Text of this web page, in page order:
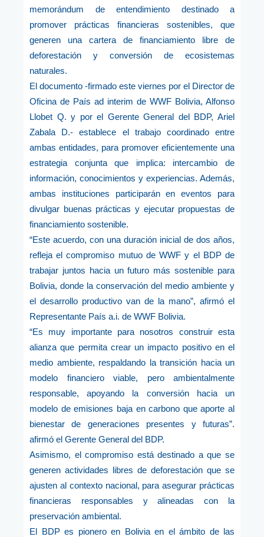
memorándum de entendimiento destinado a
promover prácticas financieras sostenibles, que
generen una cartera de financiamiento libre de
deforestación y conversión de ecosistemas
naturales.
El documento -firmado este viernes por el Director de
Oficina de País ad interim de WWF Bolivia, Alfonso
Llobet Q. y por el Gerente General del BDP, Ariel
Zabala D.- establece el trabajo coordinado entre
ambas entidades, para promover eficientemente una
estrategia conjunta que implica: intercambio de
información, conocimientos y experiencias. Además,
ambas instituciones participarán en eventos para
divulgar buenas prácticas y ejecutar propuestas de
financiamiento sostenible.
“Este acuerdo, con una duración inicial de dos años,
refleja el compromiso mutuo de WWF y el BDP de
trabajar juntos hacia un futuro más sostenible para
Bolivia, donde la conservación del medio ambiente y
el desarrollo productivo van de la mano”, afirmó el
Representante País a.i. de WWF Bolivia.
“Es muy importante para nosotros construir esta
alianza que permita crear un impacto positivo en el
medio ambiente, respaldando la transición hacia un
modelo financiero viable, pero ambientalmente
responsable, apoyando la conversión hacia un
modelo de emisiones baja en carbono que aporte al
bienestar de generaciones presentes y futuras”.
afirmó el Gerente General del BDP.
Asimismo, el compromiso está destinado a que se
generen actividades libres de deforestación que se
ajusten al contexto nacional, para asegurar prácticas
financieras responsables y alineadas con la
preservación ambiental.
El BDP es pionero en Bolivia en el ámbito de las